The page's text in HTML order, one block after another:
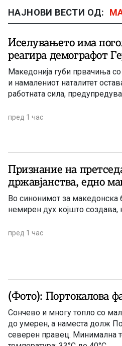
НАЈНОВИ ВЕСТИ ОД:
Иселувањето има
реагира демографот
Македонија губи првачиња
и намалениот наталитет
работната сила,
пред 1 час
Признание на
државјанства, едно
Во синонимот за македонска
немирен дух којшто создава,
пред 1 час
(Фото): Портокалова
Сончево и многу топло со
до умерен, а наместа долж
северен правец. Минимална